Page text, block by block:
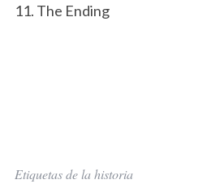
11. The Ending
Etiquetas de la historia